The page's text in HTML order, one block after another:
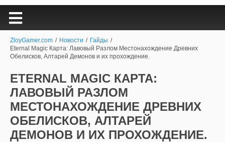
ZloyGamer.com / Новости / Гайды /
Eternal Magic Карта: Лавовый Разлом Местонахождение Древних
Обелисков, Алтарей Демонов и их прохождение.
ETERNAL MAGIC КАРТА:
ЛАВОВЫЙ РАЗЛОМ
МЕСТОНАХОЖДЕНИЕ ДРЕВНИХ
ОБЕЛИСКОВ, АЛТАРЕЙ
ДЕМОНОВ И ИХ ПРОХОЖДЕНИЕ.